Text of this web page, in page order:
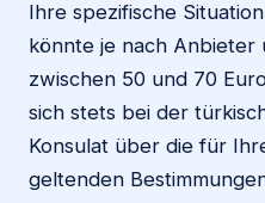
Ihre spezifische
könnte je nach Anbieter
zwischen 50 und 70
sich stets bei der
Konsulat über die für
geltenden